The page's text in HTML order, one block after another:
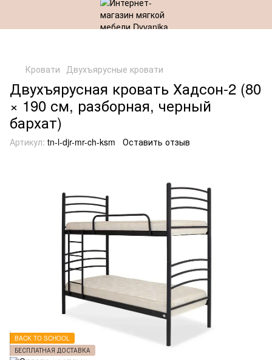
Кровати Двухъярусные кровати
Двухъярусная кровать Хадсон-2 (80
× 190 см, разборная, черный
бархат)
Артикул: tn-l-djr-mr-ch-ksm Оставить отзыв
BACK TO SCHOOL
БЕСПЛАТНАЯ ДОСТАВКА